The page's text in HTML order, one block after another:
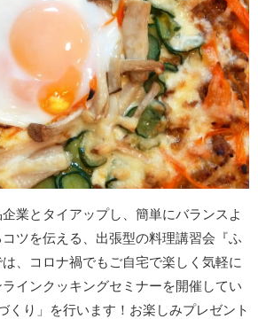
業とタイアップし、簡単にバランスよ
ツを伝える、出張型の料理講習会『ふ
、コロナ禍でもご自宅で楽しく気軽に
インクッキングセミナーを開催してい
くり」を行います！お楽しみプレゼント